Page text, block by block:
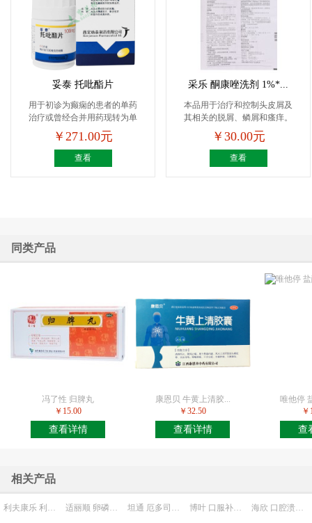
妥泰 托吡酯片
用于初诊为癫痫的患者的单药
治疗或曾经合并用药现转为单
药...
￥271.00元
查看
采乐 酮康唑洗剂 1%*...
本品用于治疗和控制头皮屑及
其相关的脱屑、鳞屑和瘙痒。
￥30.00元
查看
同类产品
冯了性 归脾丸
￥15.00
查看详情
康恩贝 牛黄上清胶...
￥32.50
查看详情
唯他停
查
相关产品